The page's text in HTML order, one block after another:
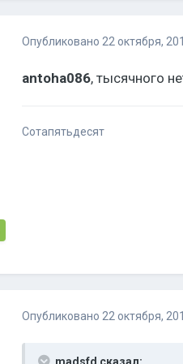
Опубликовано 22 октября,
antoha086, тысячного
Сотапятьдесят
Опубликовано 22 октября,
madsfd сказал: